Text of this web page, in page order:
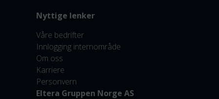
Nyttige lenker
Våre bedrifter
Innlogging internområde
Om oss
Karriere
Personvern
Eltera Gruppen Norge AS